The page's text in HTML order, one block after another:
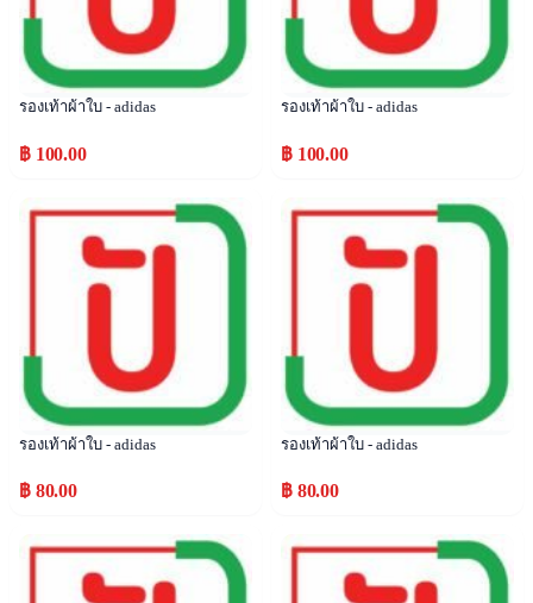
รองเท้าผ้าใบ - adidas
฿ 100.00
รองเท้าผ้าใบ - adidas
฿ 100.00
Popular
รองเท้าผ้าใบ - adidas
฿ 80.00
Popular
รองเท้าผ้าใบ - adidas
฿ 80.00
Popular Popular